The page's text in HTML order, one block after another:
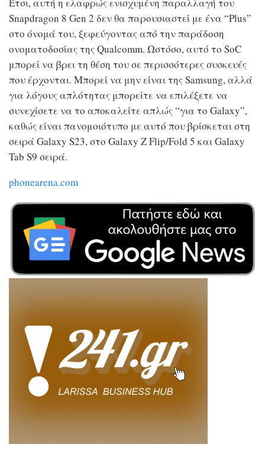
Έτσι, αυτή η ελαφρώς ενισχυμένη παραλλαγή του
Snapdragon 8 Gen 2 δεν θα παρουσιαστεί με ένα “Plus”
στο όνομά του, ξεφεύγοντας από την παράδοση
ονοματοδοσίας της Qualcomm. Ωστόσο, αυτό το SoC
μπορεί να βρει τη θέση του σε περισσότερες συσκευές
που έρχονται. Μπορεί να μην είναι της Samsung, αλλά
για λόγους απλότητας μπορείτε να επιλέξετε να
συνεχίσετε να το αποκαλείτε απλώς “για το Galaxy”,
καθώς είναι πανομοιότυπο με αυτό που βρίσκεται στη
σειρά Galaxy S23, στο Galaxy Z Flip/Fold 5 καιGalaxy
Tab S9 σειρά.
phonearena.com